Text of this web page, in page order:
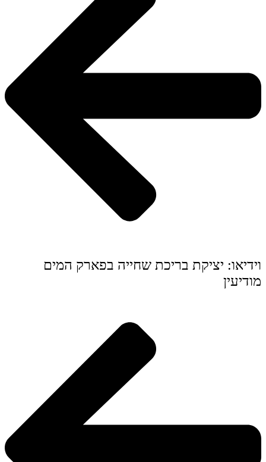
וידיאו: יציקת בריכת שחייה בפארק המים
מודיעין